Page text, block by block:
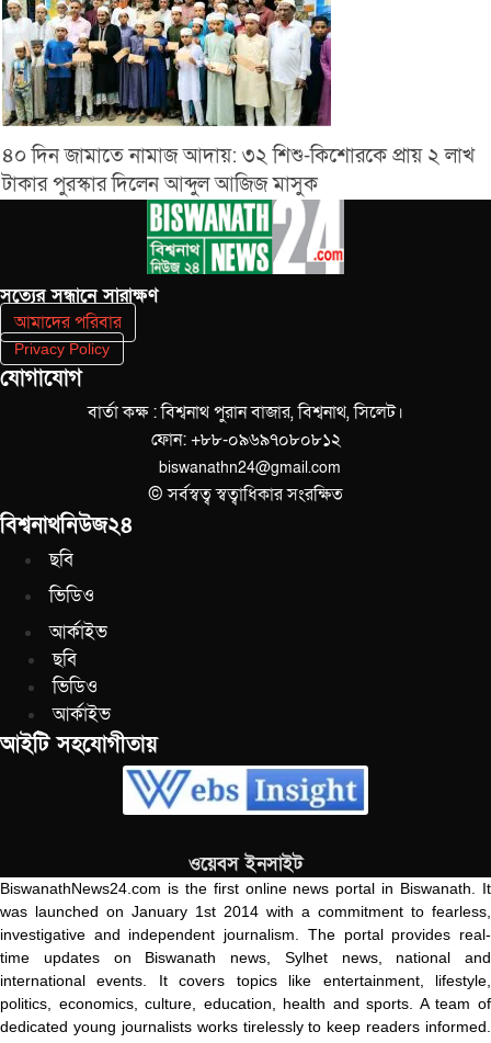
৪০ দিন জামাতে নামাজ আদায়: ৩২ শিশু-কিশোরকে প্রায় ২ লাখ
টাকার পুরস্কার দিলেন আব্দুল আজিজ মাসুক
সত‌্যের সন্ধানে সারাক্ষণ
আমাদের পরিবার
Privacy Policy
যোগাযোগ
বার্তা কক্ষ : বিশ্বনাথ পুরান বাজার, বিশ্বনাথ, সিলেট।
ফোন: +৮৮-০৯৬৯৭০৮০৮১২
biswanathn24@gmail.com
© সর্বস্বত্ব স্বত্বাধিকার সংরক্ষিত
বিশ্বনাথনিউজ২৪
ছবি
ভিডিও
আর্কাইভ
ছবি
ভিডিও
আর্কাইভ
আইটি সহযোগীতায়
ওয়েবস ইনসাইট
BiswanathNews24.com is the first online news portal in Biswanath. It
was launched on January 1st 2014 with a commitment to fearless,
investigative and independent journalism. The portal provides real-
time updates on Biswanath news, Sylhet news, national and
international events. It covers topics like entertainment, lifestyle,
politics, economics, culture, education, health and sports. A team of
dedicated young journalists works tirelessly to keep readers informed.